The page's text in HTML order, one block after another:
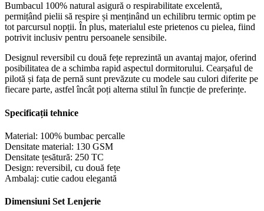
Bumbacul 100% natural asigură o respirabilitate excelentă,
permițând pielii să respire și menținând un echilibru termic optim pe
tot parcursul nopții. În plus, materialul este prietenos cu pielea, fiind
potrivit inclusiv pentru persoanele sensibile.
Designul reversibil cu două fețe reprezintă un avantaj major, oferind
posibilitatea de a schimba rapid aspectul dormitorului. Cearșaful de
pilotă și fața de pernă sunt prevăzute cu modele sau culori diferite pe
fiecare parte, astfel încât poți alterna stilul în funcție de preferințe.
Specificații tehnice
Material: 100% bumbac percalle
Densitate material: 130 GSM
Densitate țesătură: 250 TC
Design: reversibil, cu două fețe
Ambalaj: cutie cadou elegantă
Dimensiuni Set Lenjerie